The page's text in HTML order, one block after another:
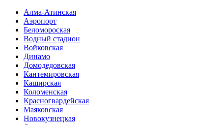
Алма-Атинская
Аэропорт
Беломороская
Водный стадион
Войковская
Динамо
Домоде­довская
Кантеми­ровская
Каширская
Коломенская
Красногвар­дейская
Маяковская
Новокузнецкая